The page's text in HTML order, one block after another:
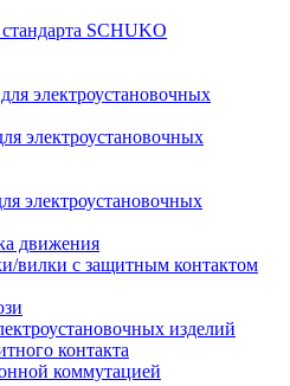
SCHUKO
электроустановочных
электроустановочных
электроустановочных
движения
вилки с защитным контактом
изделий
контакта
коммутацией